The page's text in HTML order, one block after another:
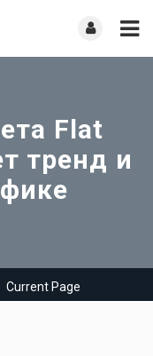
Flat
тренд и
Current Page